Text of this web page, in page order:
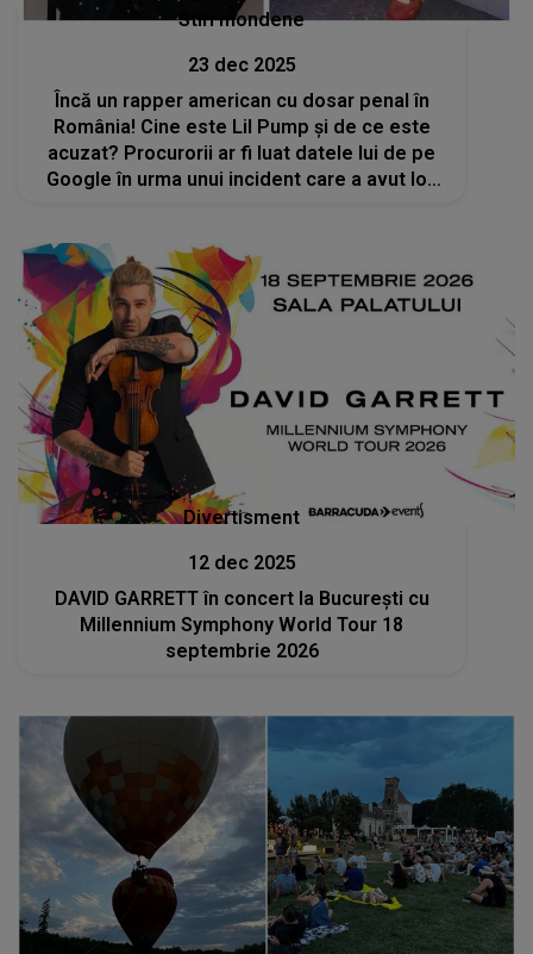
Stiri mondene
23 dec 2025
Încă un rapper american cu dosar penal în
România! Cine este Lil Pump și de ce este
acuzat? Procurorii ar fi luat datele lui de pe
Google în urma unui incident care a avut loc
Divertisment
12 dec 2025
DAVID GARRETT în concert la București cu
Millennium Symphony World Tour 18
septembrie 2026